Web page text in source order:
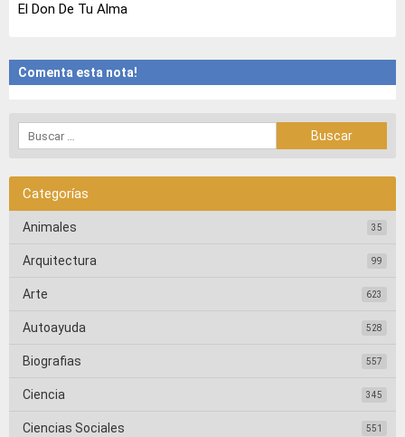
El Don De Tu Alma
Comenta esta nota!
Categorías
Animales 35
Arquitectura 99
Arte 623
Autoayuda 528
Biografias 557
Ciencia 345
Ciencias Sociales 551